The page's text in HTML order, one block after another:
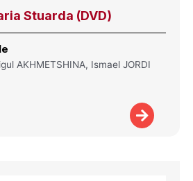
Stuarda (DVD)
AKHMETSHINA, Ismael JORDI